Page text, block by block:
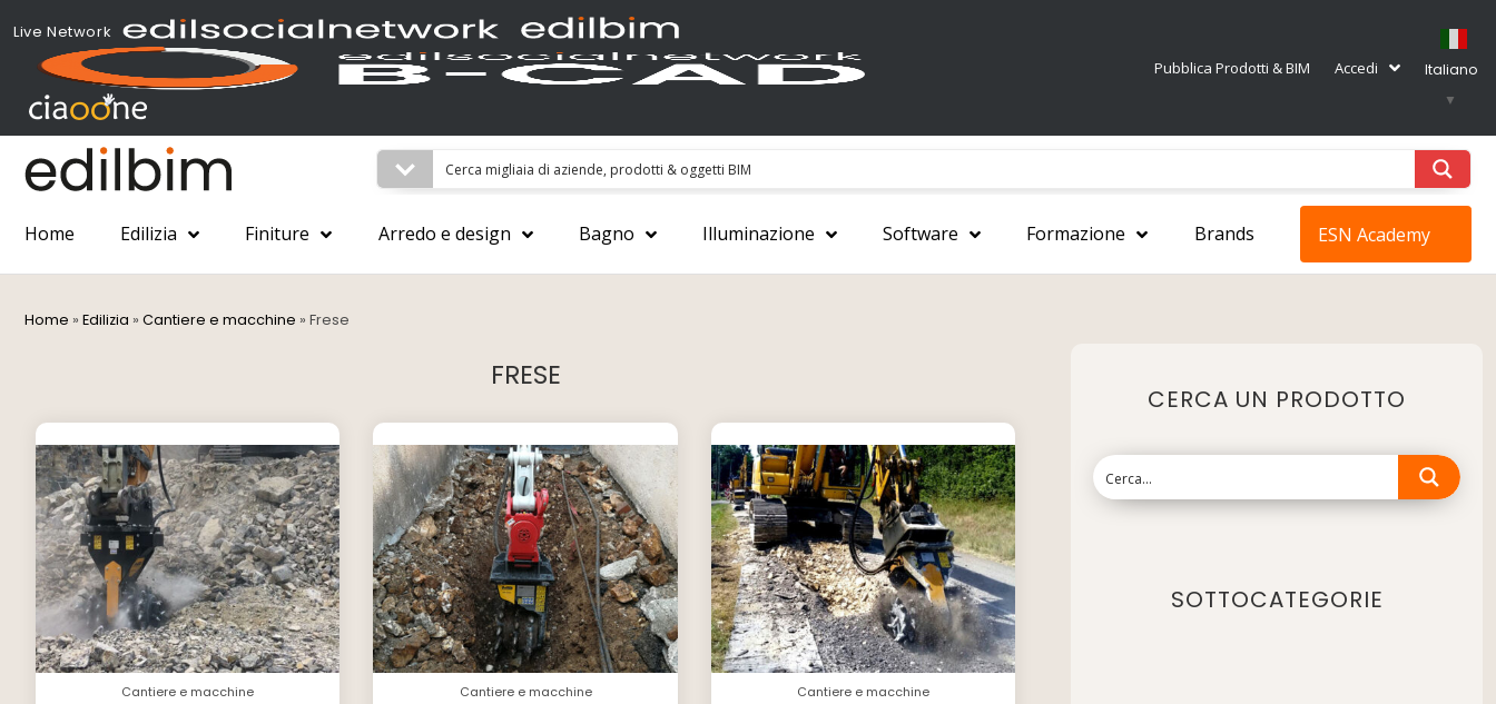
Live Network
Pubblica Prodotti & BIM Accedi
Italiano
▼
Home Edilizia Finiture Arredo e design Bagno Illuminazione Software Formazione Brands ESN Academy
Home » Edilizia » Cantiere e macchine » Frese
FRESE
Cantiere e macchine Cantiere e macchine Cantiere e macchine
CERCA UN PRODOTTO
SOTTOCATEGORIE